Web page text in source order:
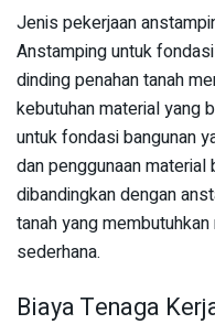
Jenis pekerjaan
Anstamping untuk
dinding penahan tanah
kebutuhan material yang
untuk fondasi bangunan
dan penggunaan
dibandingkan dengan
tanah yang
sederhana.
Biaya Tenaga